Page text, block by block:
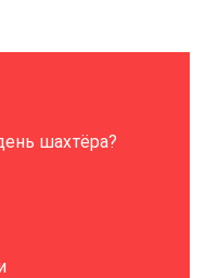
шахтёра?